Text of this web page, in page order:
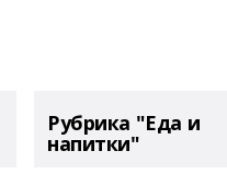
Рубрика "Еда и
напитки"